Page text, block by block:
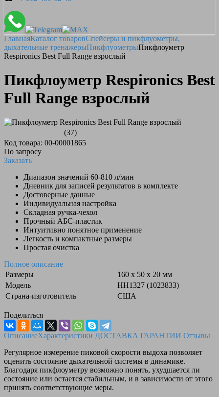
ГлавнаяКаталог товаровСпейсеры и пикфлуометры,
дыхательные тренажерыПикфлуометрыПикфлоуметр
Respironics Best Full Range взрослый
Пикфлоуметр Respironics Best
Full Range взрослый
(37)
Код товара: 00-00001865
По запросу
Заказать
Диапазон значений 60-810 л/мин
Дневник для записей результатов в комплекте
Достоверные данные
Индивидуальная настройка
Складная ручка-чехол
Прочный АБС-пластик
Интуитивно понятное применение
Легкость и компактные размеры
Простая очистка
Полное описание
Размеры
160 x 50 x 20 мм
Модель
HH1327 (1023833)
Страна-изготовитель
США
Поделиться
ОписаниеХарактеристики ДОСТАВКА ГАРАНТИИ Отзывы
Регулярное измерение пиковой скорости выдоха позволяет
оценить состояние дыхательной системы в динамике.
Благодаря пикфлоуметру возможно понять, ухудшается ли
состояние или остается стабильным, и в зависимости от этого
принять соответствующие меры.